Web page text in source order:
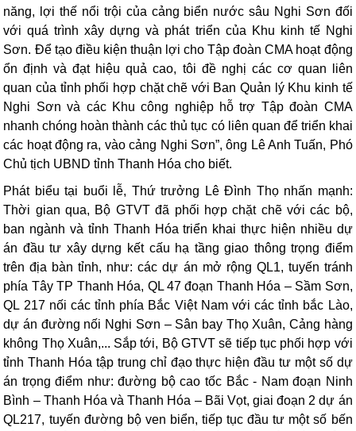
năng, lợi thế nổi trội của cảng biển nước sâu Nghi Sơn đối
với quá trình xây dựng và phát triển của Khu kinh tế Nghi
Sơn. Để tạo điều kiện thuận lợi cho Tập đoàn CMA hoạt động
ổn định và đạt hiệu quả cao, tôi đề nghị các cơ quan liên
quan của tỉnh phối hợp chặt chẽ với Ban Quản lý Khu kinh tế
Nghi Sơn và các Khu công nghiệp hỗ trợ Tập đoàn CMA
nhanh chóng hoàn thành các thủ tục có liên quan để triển khai
các hoạt động ra, vào cảng Nghi Sơn”, ông Lê Anh Tuấn, Phó
Chủ tịch UBND tỉnh Thanh Hóa cho biết.
Phát biểu tại buổi lễ, Thứ trưởng Lê Đình Thọ nhấn mạnh:
Thời gian qua, Bộ GTVT đã phối hợp chặt chẽ với các bộ,
ban ngành và tỉnh Thanh Hóa triển khai thực hiện nhiều dự
án đầu tư xây dựng kết cấu hạ tầng giao thông trọng điểm
trên địa bàn tỉnh, như: các dự án mở rộng QL1, tuyến tránh
phía Tây TP Thanh Hóa, QL 47 đoạn Thanh Hóa – Sầm Sơn,
QL 217 nối các tỉnh phía Bắc Việt Nam với các tỉnh bắc Lào,
dự án đường nối Nghi Sơn – Sân bay Thọ Xuân, Cảng hàng
không Thọ Xuân,... Sắp tới, Bộ GTVT sẽ tiếp tục phối hợp với
tỉnh Thanh Hóa tập trung chỉ đạo thực hiện đầu tư một số dự
án trọng điểm như: đường bộ cao tốc Bắc - Nam đoạn Ninh
Bình – Thanh Hóa và Thanh Hóa – Bãi Vọt, giai đoạn 2 dự án
QL217, tuyến đường bộ ven biển, tiếp tục đầu tư một số bến